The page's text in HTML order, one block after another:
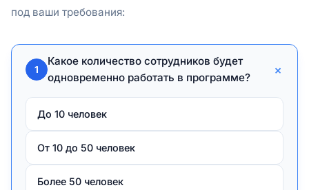
под ваши требования:
1
Какое количество сотрудников будет
одновременно работать в программе?
+
До 10 человек
От 10 до 50 человек
Более 50 человек